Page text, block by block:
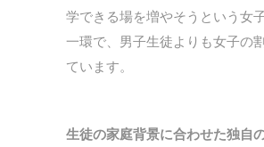
学できる場を増やそうという女
一環で、男子生徒よりも女子の
ています。
生徒の家庭背景に合わせた独自